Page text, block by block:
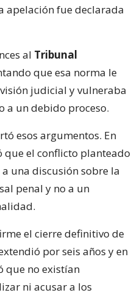
apelación fue declarada
al Tribunal
que esa norma le
judicial y vulneraba
a un debido proceso.
esos argumentos. En
el conflicto planteado
una discusión sobre la
penal y no a un
el cierre definitivo de
por seis años y en
que no existían
ni acusar a los